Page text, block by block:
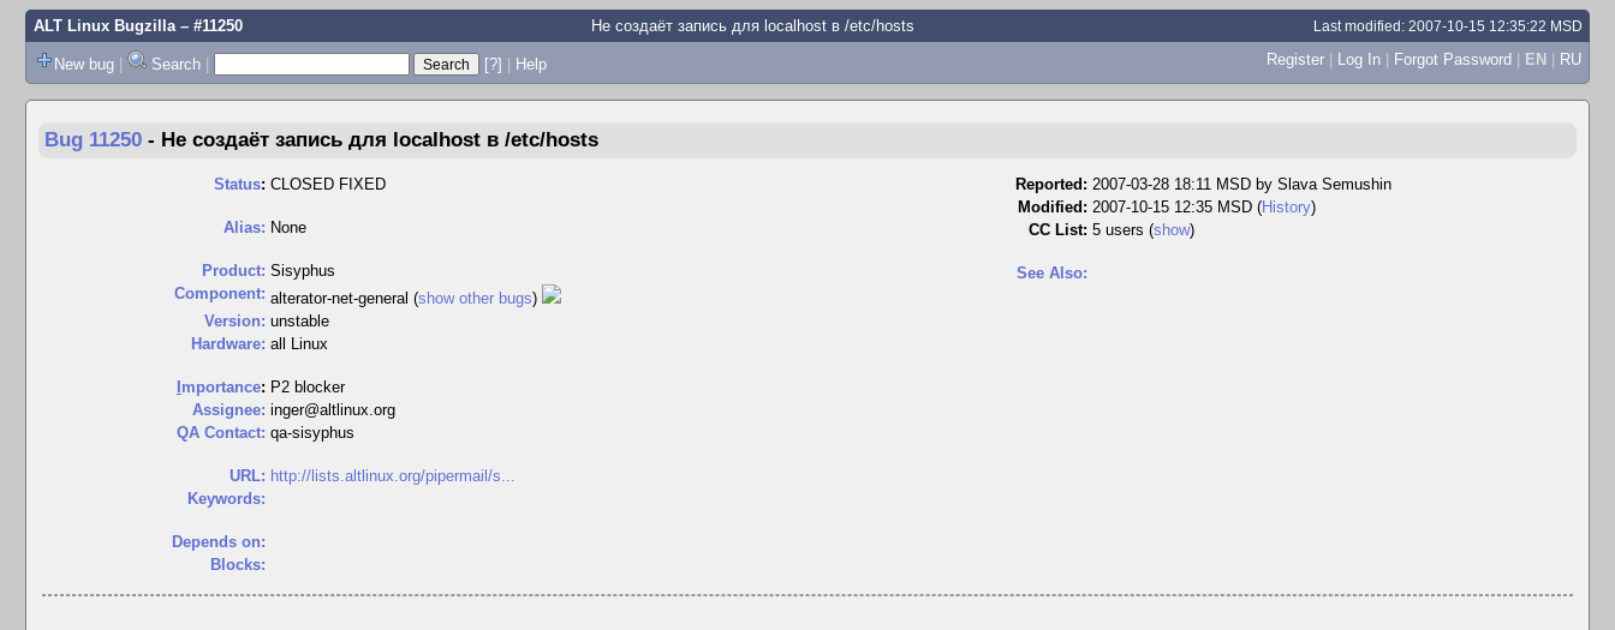
ALT Linux Bugzilla– #11250 Не создаёт запись для localhost в /etc/hosts Last modified: 2007-10-15 12:35:22 MSD
New bug | Search | [?] | Help Register | Log In | Forgot Password | EN | RU
Bug 11250 - Не создаёт запись для localhost в /etc/hosts
Status: CLOSED FIXED
Alias: None
Product: Sisyphus
Component: alterator-net-general (show other bugs)
Version: unstable
Hardware: all Linux
mportance: P2 blocker
Assignee: inger@altlinux.org
QA Contact: qa-sisyphus
URL: http://lists.altlinux.org/pipermail/s...
Keywords:
Depends on:
Blocks:
Reported: 2007-03-28 18:11 MSD by Slava Semushin
Modified: 2007-10-15 12:35 MSD (History)
CC List: 5 users (show)
See Also: